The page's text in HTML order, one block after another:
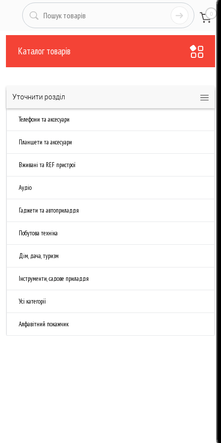
0
Каталог товарів
Уточнити розділ
Телефони та аксесуари
Планшети та аксесуари
Вживані та REF пристрої
Аудіо
Гаджети та автоприладдя
Побутова техніка
Дім, дача, туризм
Інструменти, садове приладдя
Усі категорії
Алфавітний покажчик